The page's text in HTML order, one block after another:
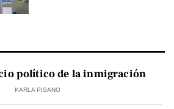
político de la inmigración
KARLA PISANO